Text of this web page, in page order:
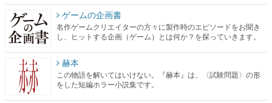
ゲームの企画書
名作ゲームクリエイターの方々に製作時のエピソードをお聞き
し、ヒットする企画（ゲーム）とは何か？を探っていきます。
赫本
この物語を解いてはいけない。『赫本』は、〈試験問題〉の形
をした短編ホラー小説集です。